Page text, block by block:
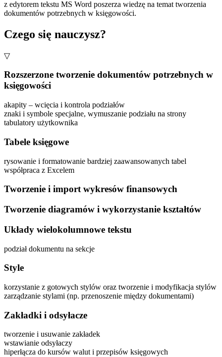
z edytorem tekstu MS Word poszerza wiedzę na temat tworzenia
dokumentów potrzebnych w księgowości.
Czego się nauczysz?
▽
Rozszerzone tworzenie dokumentów potrzebnych w
księgowości
akapity – wcięcia i kontrola podziałów
znaki i symbole specjalne, wymuszanie podziału na strony
tabulatory użytkownika
Tabele księgowe
rysowanie i formatowanie bardziej zaawansowanych tabel
współpraca z Excelem
Tworzenie i import wykresów finansowych
Tworzenie diagramów i wykorzystanie kształtów
Układy wielokolumnowe tekstu
podział dokumentu na sekcje
Style
korzystanie z gotowych stylów oraz tworzenie i modyfikacja stylów
zarządzanie stylami (np. przenoszenie między dokumentami)
Zakładki i odsyłacze
tworzenie i usuwanie zakładek
wstawianie odsyłaczy
hiperłącza do kursów walut i przepisów księgowych